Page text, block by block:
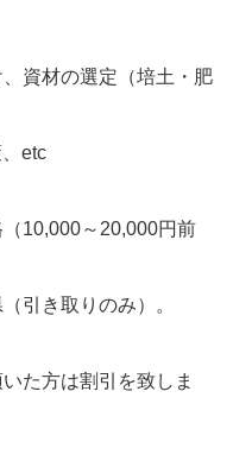
材の選定（培土・肥
etc
～20,000円前
き取りのみ）。
方は割引を致しま